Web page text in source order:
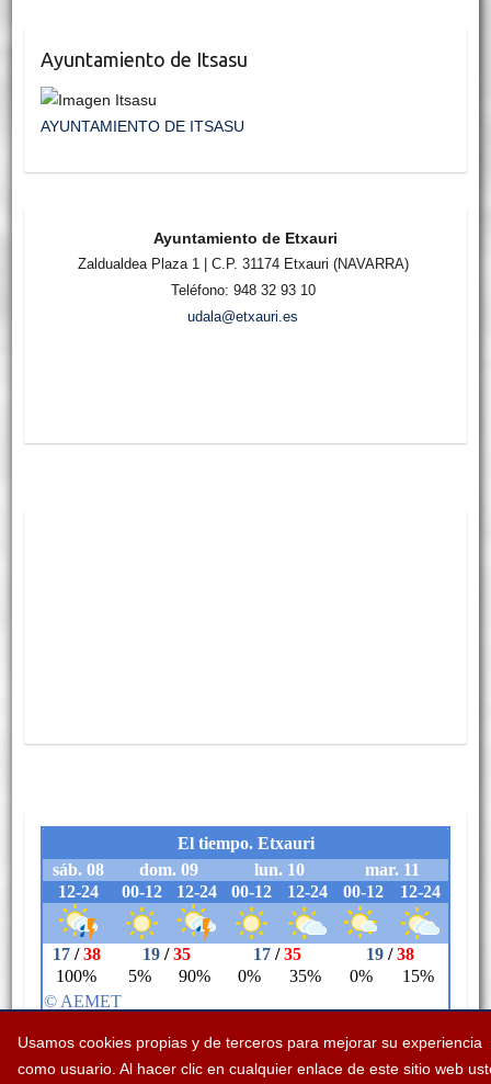
Usamos cookies propias y de terceros para mejorar su experiencia
como usuario. Al hacer clic en cualquier enlace de este sitio web
Ayuntamiento de Itsasu
AYUNTAMIENTO DE ITSASU
Ayuntamiento de Etxauri
Zaldualdea Plaza 1 | C.P. 31174 Etxauri (NAVARRA)
Teléfono: 948 32 93 10
udala@etxauri.es